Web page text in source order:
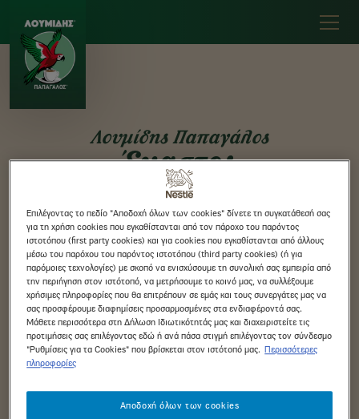
main
content
Λουμίδης Παπαγάλος
Έκαστος
Μονοποικιλιακός
Επιλέγοντας το πεδίο "Αποδοχή όλων των cookies" δίνετε τη συγκατάθεσή σας
για τη χρήση cookies που εγκαθίστανται από τον πάροχο του παρόντος
ιστοτόπου (first party cookies) και για cookies που εγκαθίστανται από άλλους
μέσω του παρόχου του παρόντος ιστοτόπου (third party cookies) (ή για
παρόμοιες τεχνολογίες) με σκοπό να ενισχύσουμε τη συνολική σας εμπειρία από
την περιήγηση στον ιστότοπό, να μετρήσουμε το κοινό μας, να συλλέξουμε
χρήσιμες πληροφορίες που θα επιτρέπουν σε εμάς και τους συνεργάτες μας να
σας προσφέρουμε διαφημίσεις προσαρμοσμένες στα ενδιαφέροντά σας.
Μάθετε περισσότερα στη Δήλωση Ιδιωτικότητάς μας και διαχειριστείτε τις
προτιμήσεις σας επιλέγοντας εδώ ή ανά πάσα στιγμή επιλέγοντας τον σύνδεσμο
"Ρυθμίσεις για τα Cookies" που βρίσκεται στον ιστότοπό μας.
Περισσότερες
πληροφορίες
Αποδοχή όλων των cookies